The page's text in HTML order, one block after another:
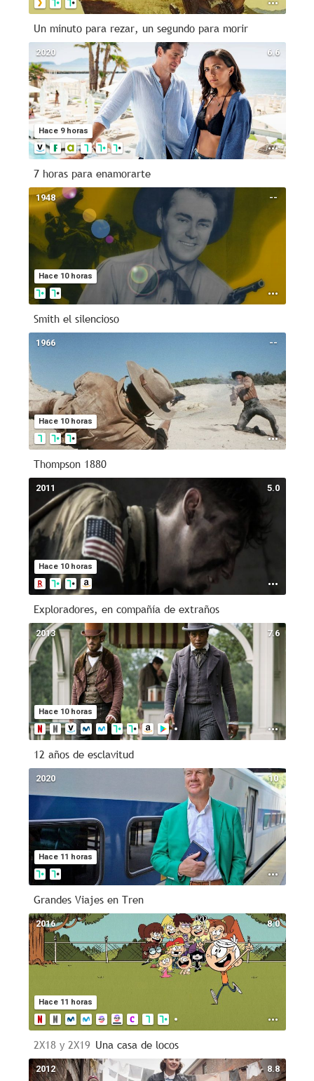
Un minuto para rezar, un segundo para morir
6.6
Hace 9 horas
2020
7 horas para enamorarte
--
Hace 10 horas
1948
Smith el silencioso
--
Hace 10 horas
1966
Thompson 1880
5.0
Hace 10 horas
2011
Exploradores, en compañía de extraños
7.6
Hace 10 horas
2013
12 años de esclavitud
10
Hace 11 horas
2020
Grandes Viajes en Tren
8.0
Hace 11 horas
2016
2X18 y 2X19 Una casa de locos
8.8
2012